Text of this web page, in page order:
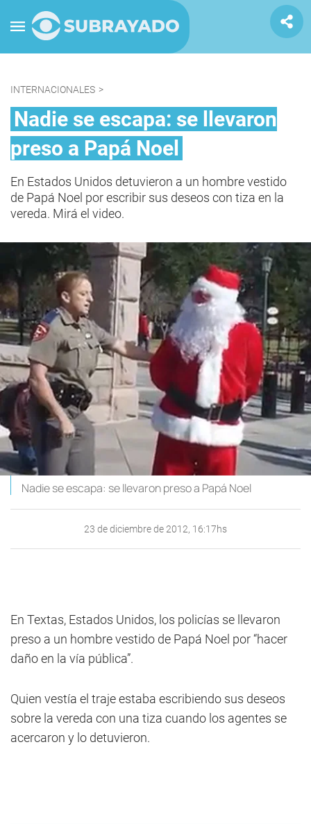
INTERNACIONALES >
Nadie se escapa: se llevaron
preso a Papá Noel
En Estados Unidos detuvieron a un hombre vestido
de Papá Noel por escribir sus deseos con tiza en la
vereda. Mirá el video.
Nadie se escapa: se llevaron preso a Papá Noel
23 de diciembre de 2012, 16:17hs
En Textas, Estados Unidos, los policías se llevaron
preso a un hombre vestido de Papá Noel por “hacer
daño en la vía pública”.
Quien vestía el traje estaba escribiendo sus deseos
sobre la vereda con una tiza cuando los agentes se
acercaron y lo detuvieron.